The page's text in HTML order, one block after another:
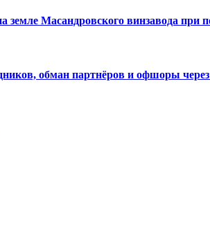
Масандровского винзавода при
обман партнёров и офшоры